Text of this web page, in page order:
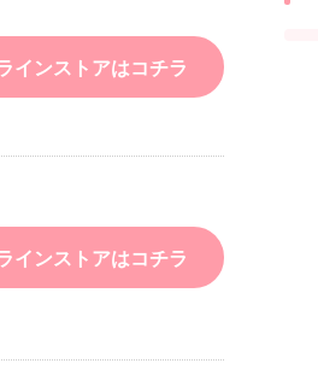
インストアはコチラ
インストアはコチラ